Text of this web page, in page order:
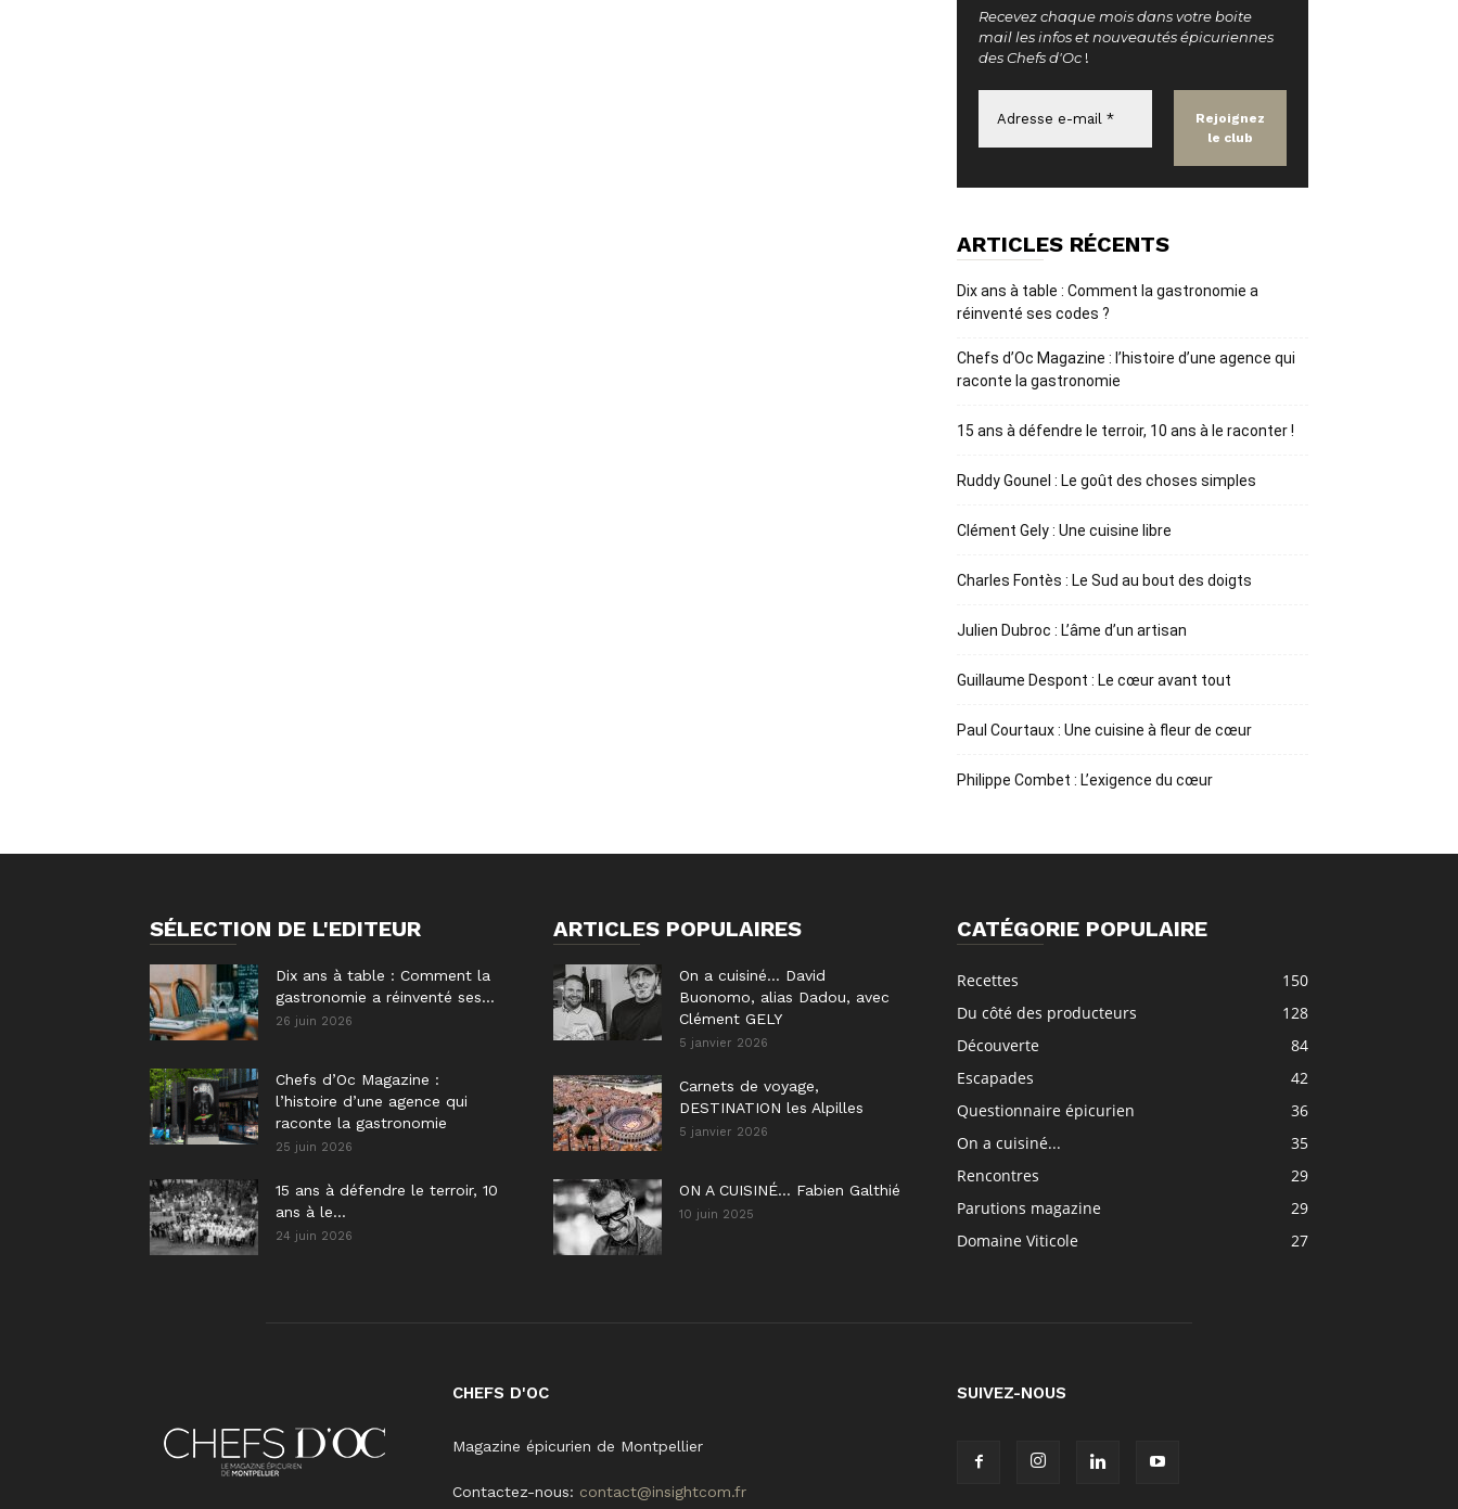
Recevez chaque mois dans votre boite
mail les infos et nouveautés épicuriennes
des Chefs d'Oc !
ARTICLES RÉCENTS
Dix ans à table : Comment la gastronomie a
réinventé ses codes ?
Chefs d’Oc Magazine : l’histoire d’une agence qui
raconte la gastronomie
15 ans à défendre le terroir, 10 ans à le raconter !
Ruddy Gounel : Le goût des choses simples
Clément Gely : Une cuisine libre
Charles Fontès : Le Sud au bout des doigts
Julien Dubroc : L’âme d’un artisan
Guillaume Despont : Le cœur avant tout
Paul Courtaux : Une cuisine à fleur de cœur
Philippe Combet : L’exigence du cœur
SÉLECTION DE L'EDITEUR
Dix ans à table : Comment la
gastronomie a réinventé ses...
26 juin 2026
Chefs d’Oc Magazine :
l’histoire d’une agence qui
raconte la gastronomie
25 juin 2026
15 ans à défendre le terroir, 10
ans à le...
24 juin 2026
ARTICLES POPULAIRES
On a cuisiné… David
Buonomo, alias Dadou, avec
Clément GELY
5 janvier 2026
Carnets de voyage,
DESTINATION les Alpilles
5 janvier 2026
ON A CUISINÉ… Fabien Galthié
10 juin 2025
CATÉGORIE POPULAIRE
Recettes
150
Du côté des producteurs
128
Découverte
84
Escapades
42
Questionnaire épicurien
36
On a cuisiné...
35
Rencontres
29
Parutions magazine
29
Domaine Viticole
27
CHEFS D'OC
Magazine épicurien de Montpellier
Contactez-nous: contact@insightcom.fr
SUIVEZ-NOUS